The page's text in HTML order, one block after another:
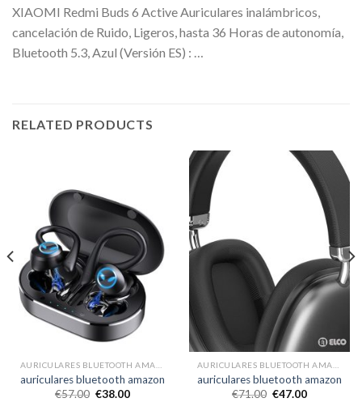
XIAOMI Redmi Buds 6 Active Auriculares inalámbricos,
cancelación de Ruido, Ligeros, hasta 36 Horas de autonomía,
Bluetooth 5.3, Azul (Versión ES) : …
RELATED PRODUCTS
auriculares bluetooth amazon
€57.00 €38.00
auriculares bluetooth amazon
€71.00 €47.00